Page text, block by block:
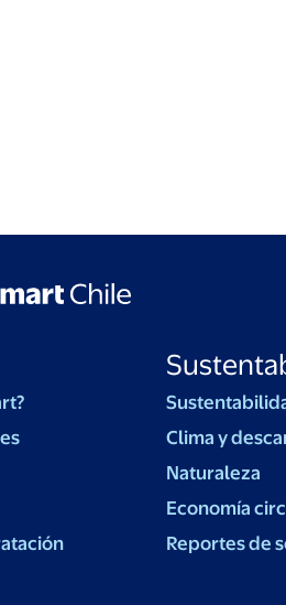
Clima y
Naturaleza
Economía
Reportes de